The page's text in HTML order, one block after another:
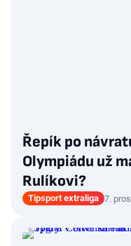
Řepík po
Olympiádu už
Rulíkovi?
Tipsport extraliga 7.